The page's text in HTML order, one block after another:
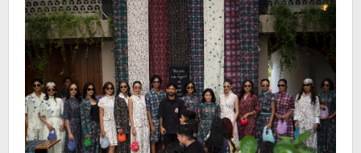
Kolaborasi
Bersama
Afganial
di
Hörbiss,
Yats
Colony